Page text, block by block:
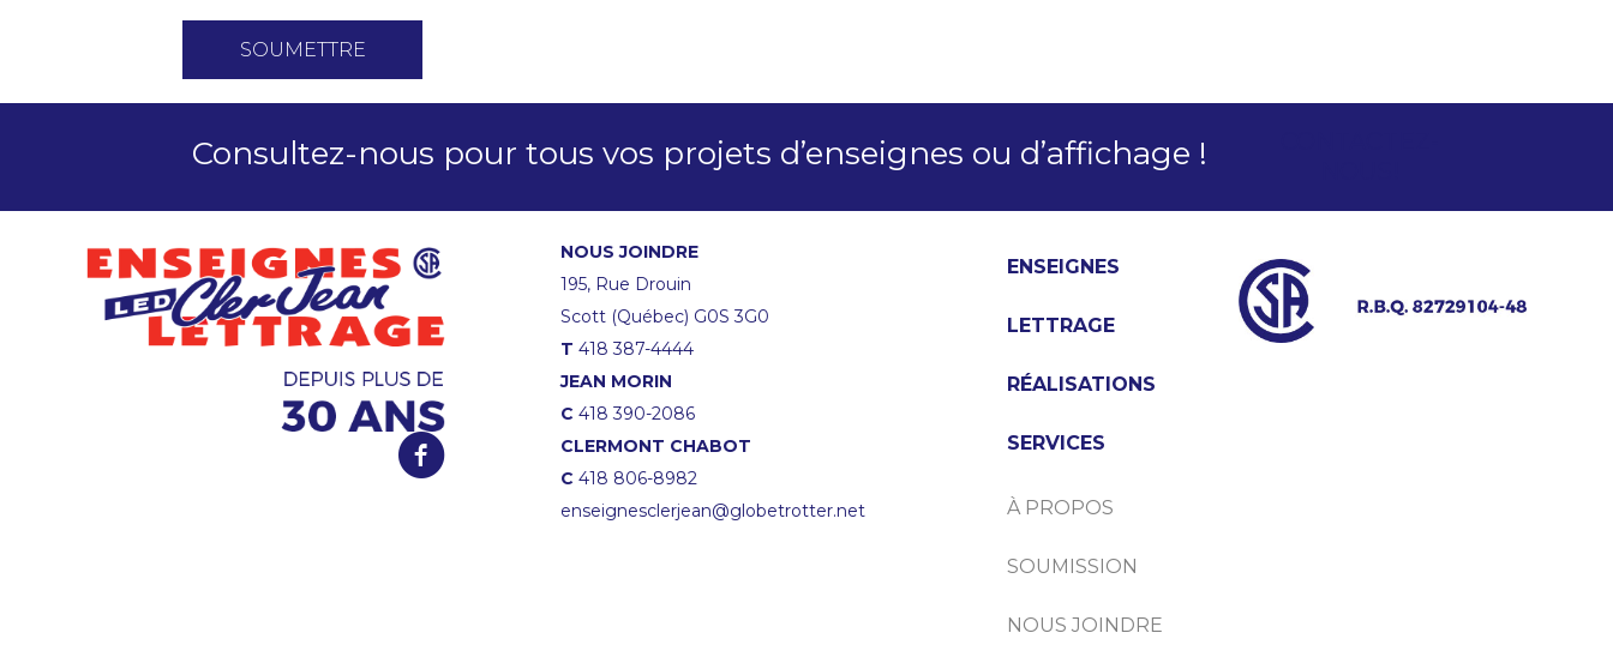
Consultez-nous pour tous vos projets d’enseignes ou d’affichage !
NOUS JOINDRE
195, Rue Drouin
Scott (Québec) G0S 3G0
T 418 387-4444
JEAN MORIN
C 418 390-2086
CLERMONT CHABOT
C 418 806-8982
enseignesclerjean@globetrotter.net
ENSEIGNES
LETTRAGE
RÉALISATIONS
SERVICES
À PROPOS
SOUMISSION
NOUS JOINDRE